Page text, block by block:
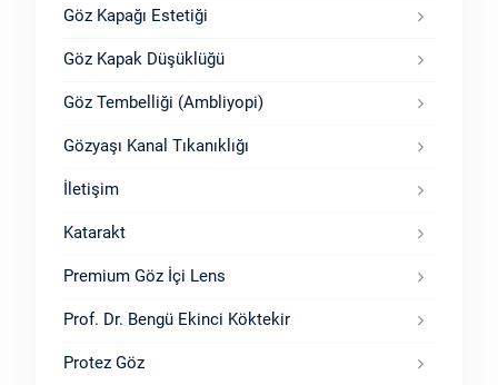
Göz Kapağı Estetiği
Göz Kapak Düşüklüğü
Göz Tembelliği (Ambliyopi)
Gözyaşı Kanal Tıkanıklığı
İletişim
Katarakt
Premium Göz İçi Lens
Prof. Dr. Bengü Ekinci Köktekir
Protez Göz